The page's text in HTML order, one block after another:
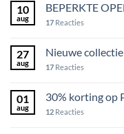
10
aug
BEPERKTE
17 Reacties
27
aug
Nieuwe
17 Reacties
01
aug
30% korting op
12 Reacties